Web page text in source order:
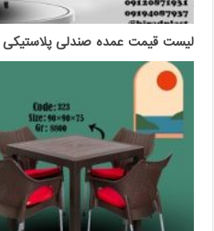
لیست قیمت عمده صندلی پلاستیکی